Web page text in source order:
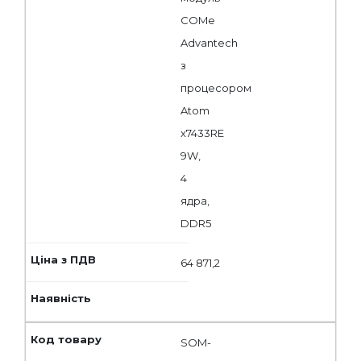
COMe
Advantech
з
процесором
Atom
x7433RE
9W,
4
ядра,
DDR5
64 871,2
SOM-